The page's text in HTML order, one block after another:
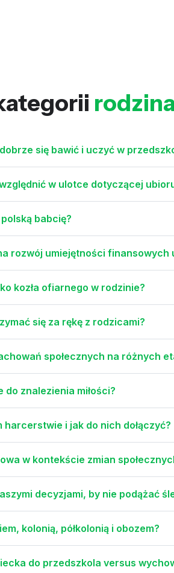
się bawić i uczyć w
w ulotce dotyczącej
babcię?
rozwój umiejętności finansowych
kozła ofiarnego w rodzinie?
się za rękę z rodzicami?
społecznych na różnych
znalezienia miłości?
i jak do nich dołączyć?
w kontekście zmian
decyzjami, by nie podążać
kolonią, półkolonią i obozem?
do przedszkola versus